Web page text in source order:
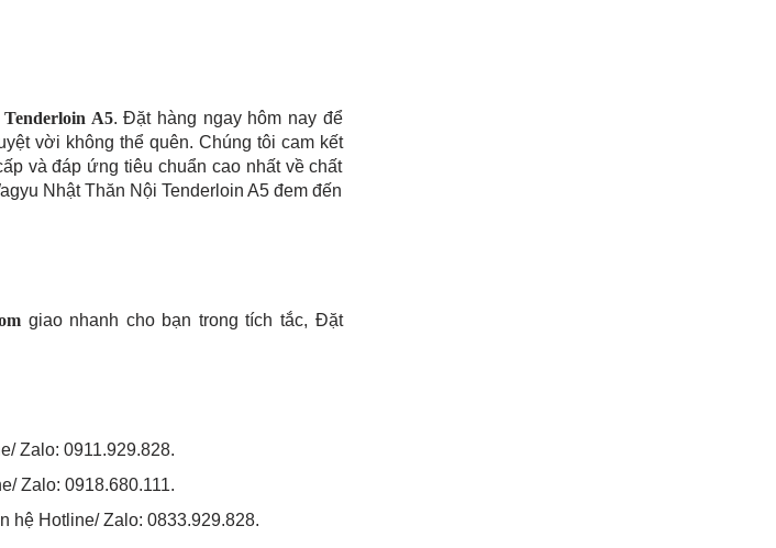
A5. Đặt hàng ngay hôm nay để
vời không thể quên. Chúng tôi cam kết
và đáp ứng tiêu chuẩn cao nhất về chất
Nhật Thăn Nội Tenderloin A5 đem đến
giao nhanh cho bạn trong tích tắc, Đặt
Zalo: 0911.929.828.
Zalo: 0918.680.111.
hệ Hotline/ Zalo: 0833.929.828.